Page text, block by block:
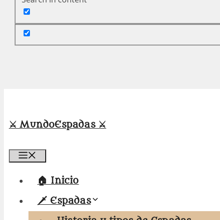
⚔️ MundoEspadas ⚔️
🏠 Inicio
🗡️ Espadas